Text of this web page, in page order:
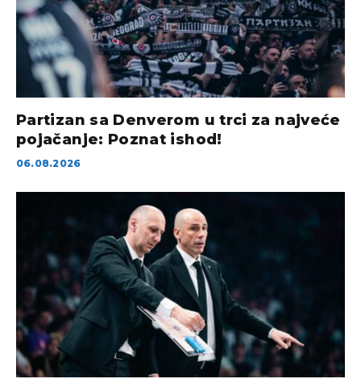
Partizan sa Denverom u trci za najveće
pojačanje: Poznat ishod!
06.08.2026